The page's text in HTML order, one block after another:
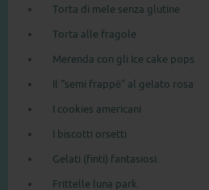
Torta di mele senza glutine
Torta alle fragole
Merenda con gli Ice cake pops
Il “semi frappè” al gelato rosa
I cookies americani
I biscotti orsetti
Gelati (finti) fantasiosi.
Frittelle luna park